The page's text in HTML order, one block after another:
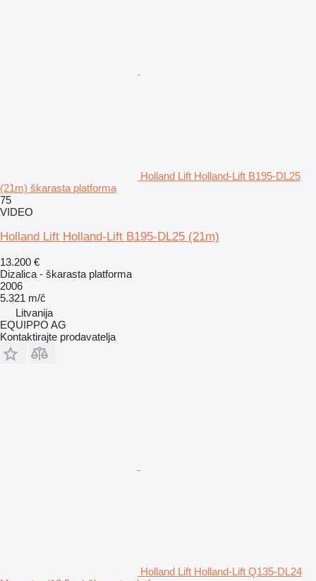
Holland Lift Holland-Lift B195-DL25
(21m) škarasta platforma
75
VIDEO
Holland Lift Holland-Lift B195-DL25 (21m)
13.200 €
Dizalica - škarasta platforma
2006
5.321 m/č
Litvanija
EQUIPPO AG
Kontaktirajte prodavatelja
Holland Lift Holland-Lift Q135-DL24